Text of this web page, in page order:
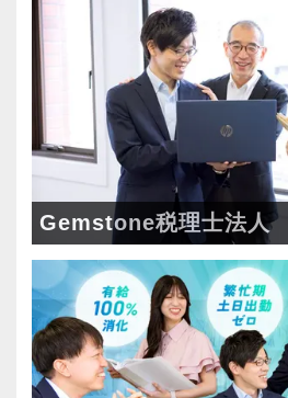
Gemstone税理士法人